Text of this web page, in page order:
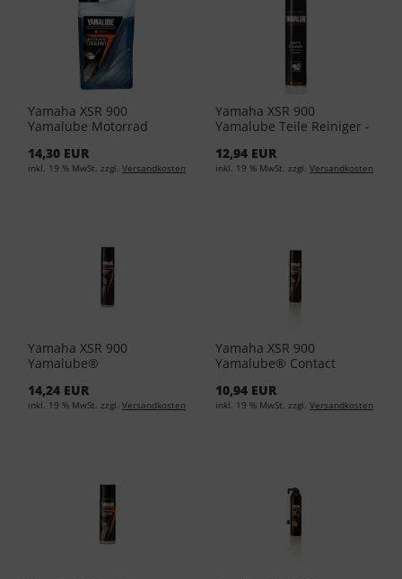
Yamaha XSR 900
Yamalube Motorrad
YMD-65049-00-84 (EUR
11,50/L)
14,30 EUR
inkl. 19 % MwSt. zzgl. Versandkosten
Yamaha XSR 900
Yamalube Teile Reiniger -
24,85/L)
12,94 EUR
inkl. 19 % MwSt. zzgl. Versandkosten
Yamaha XSR 900
Yamalube®
YMD-65049-A0-81 (EUR
24,88/L)
14,24 EUR
inkl. 19 % MwSt. zzgl. Versandkosten
Yamaha XSR 900
Yamalube® Contact
65049-A0-91 (EUR 24,88/L)
10,94 EUR
inkl. 19 % MwSt. zzgl. Versandkosten